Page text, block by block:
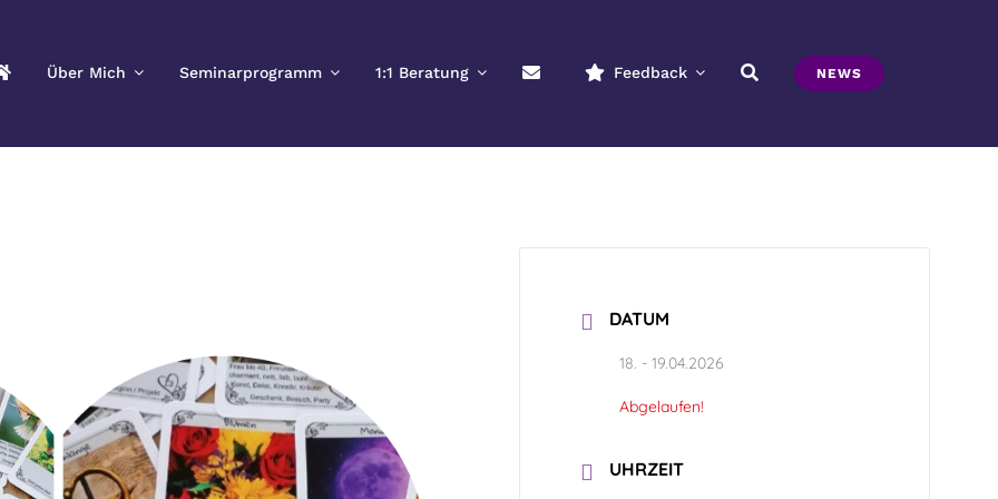
Über Mich Seminarprogramm 1:1 Beratung Feedback NEWS
DATUM
18. - 19.04.2026
Abgelaufen!
UHRZEIT